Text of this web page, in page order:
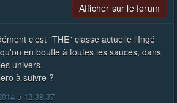
Afficher sur le forum
c'est "THE" classe actuelle l'Ingé
en bouffe à toutes les sauces, dans
univers.
à suivre ?
à 12:38:37